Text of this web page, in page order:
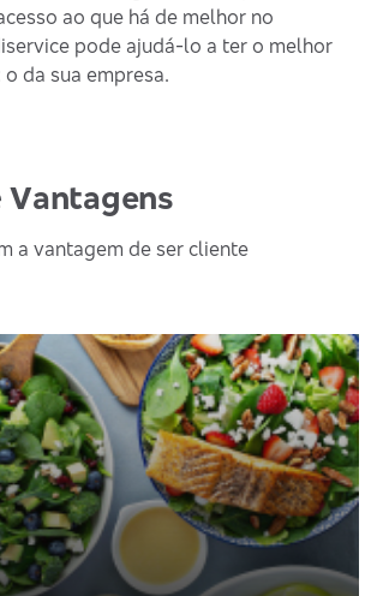
ao que há de melhor no
pode ajudá-lo a ter o melhor
da sua empresa.
Vantagens
a vantagem de ser cliente